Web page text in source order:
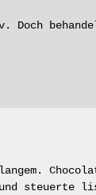
Doch
und